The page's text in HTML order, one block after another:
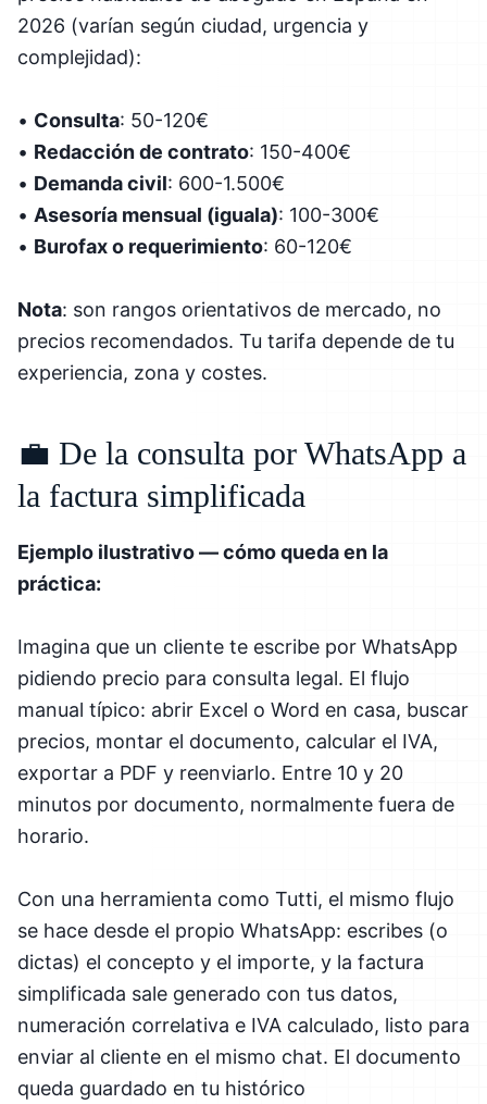
2026 (varían según ciudad, urgencia y
complejidad):
• Consulta: 50-120€
• Redacción de contrato: 150-400€
• Demanda civil: 600-1.500€
• Asesoría mensual (iguala): 100-300€
• Burofax o requerimiento: 60-120€
Nota: son rangos orientativos de mercado, no
precios recomendados. Tu tarifa depende de tu
experiencia, zona y costes.
💼 De la consulta por WhatsApp a
la factura simplificada
Ejemplo ilustrativo — cómo queda en la
práctica:
Imagina que un cliente te escribe por WhatsApp
pidiendo precio para consulta legal. El flujo
manual típico: abrir Excel o Word en casa, buscar
precios, montar el documento, calcular el IVA,
exportar a PDF y reenviarlo. Entre 10 y 20
minutos por documento, normalmente fuera de
horario.
Con una herramienta como Tutti, el mismo flujo
se hace desde el propio WhatsApp: escribes (o
dictas) el concepto y el importe, y la factura
simplificada sale generado con tus datos,
numeración correlativa e IVA calculado, listo para
enviar al cliente en el mismo chat. El documento
queda guardado en tu histórico